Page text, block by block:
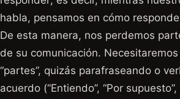
habla, pensamos en cómo
De esta manera, nos perdemos
de su comunicación.
“partes”, quizás parafraseando o
acuerdo (“Entiendo”, “Por